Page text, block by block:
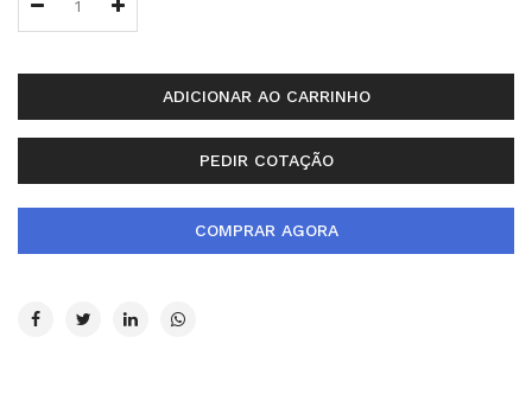
ADICIONAR AO CARRINHO
PEDIR COTAÇÃO
COMPRAR AGORA